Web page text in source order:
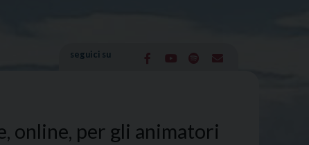
seguici su
online, per gli animatori